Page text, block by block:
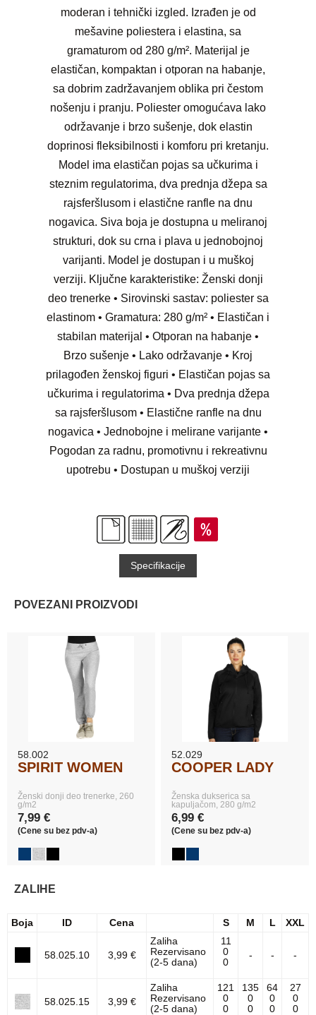
moderan i tehnički izgled. Izrađen je od
mešavine poliestera i elastina, sa
gramaturom od 280 g/m². Materijal je
elastičan, kompaktan i otporan na habanje,
sa dobrim zadržavanjem oblika pri čestom
nošenju i pranju. Poliester omogućava lako
održavanje i brzo sušenje, dok elastin
doprinosi fleksibilnosti i komforu pri kretanju.
Model ima elastičan pojas sa učkurima i
steznim regulatorima, dva prednja džepa sa
rajsferšlusom i elastične ranfle na dnu
nogavica. Siva boja je dostupna u meliranoj
strukturi, dok su crna i plava u jednobojnoj
varijanti. Model je dostupan i u muškoj
verziji. Ključne karakteristike: Ženski donji
deo trenerke • Sirovinski sastav: poliester sa
elastinom • Gramatura: 280 g/m² • Elastičan i
stabilan materijal • Otporan na habanje •
Brzo sušenje • Lako održavanje • Kroj
prilagođen ženskoj figuri • Elastičan pojas sa
učkurima i regulatorima • Dva prednja džepa
sa rajsferšlusom • Elastične ranfle na dnu
nogavica • Jednobojne i melirane varijante •
Pogodan za radnu, promotivnu i rekreativnu
upotrebu • Dostupan u muškoj verziji
Specifikacije
POVEZANI PROIZVODI
58.002
SPIRIT WOMEN
Ženski donji deo trenerke, 260
g/m2
7,99 €
(Cene su bez pdv-a)
52.029
COOPER LADY
Ženska dukserica sa
kapuljačom, 280 g/m2
6,99 €
(Cene su bez pdv-a)
ZALIHE
Boja ID Cena S M L XXL
58.025.10 3,99 €
Zaliha
Rezervisano
(2-5 dana)
11
0
0
- - -
58.025.15 3,99 €
Zaliha
Rezervisano
(2-5 dana)
121
0
0
135
0
0
64
0
0
27
0
0